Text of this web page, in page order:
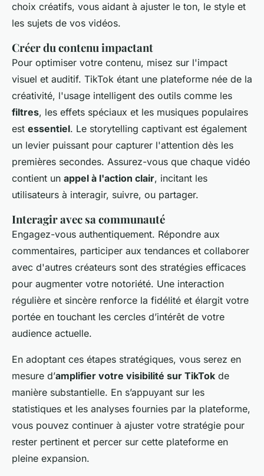
choix créatifs, vous aidant à ajuster le ton, le style et
les sujets de vos vidéos.
Créer du contenu impactant
Pour optimiser votre contenu, misez sur l'impact
visuel et auditif. TikTok étant une plateforme née de la
créativité, l'usage intelligent des outils comme les
filtres, les effets spéciaux et les musiques populaires
est essentiel. Le storytelling captivant est également
un levier puissant pour capturer l'attention dès les
premières secondes. Assurez-vous que chaque vidéo
contient un appel à l'action clair, incitant les
utilisateurs à interagir, suivre, ou partager.
Interagir avec sa communauté
Engagez-vous authentiquement. Répondre aux
commentaires, participer aux tendances et collaborer
avec d'autres créateurs sont des stratégies efficaces
pour augmenter votre notoriété. Une interaction
régulière et sincère renforce la fidélité et élargit votre
portée en touchant les cercles d’intérêt de votre
audience actuelle.
En adoptant ces étapes stratégiques, vous serez en
mesure d’amplifier votre visibilité sur TikTok de
manière substantielle. En s’appuyant sur les
statistiques et les analyses fournies par la plateforme,
vous pouvez continuer à ajuster votre stratégie pour
rester pertinent et percer sur cette plateforme en
pleine expansion.